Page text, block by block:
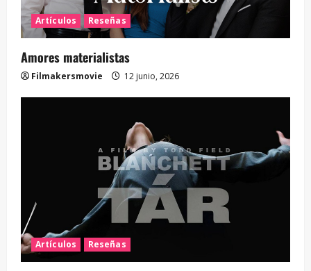
Artículos Reseñas
Amores materialistas
Filmakersmovie 12 junio, 2026
Artículos Reseñas